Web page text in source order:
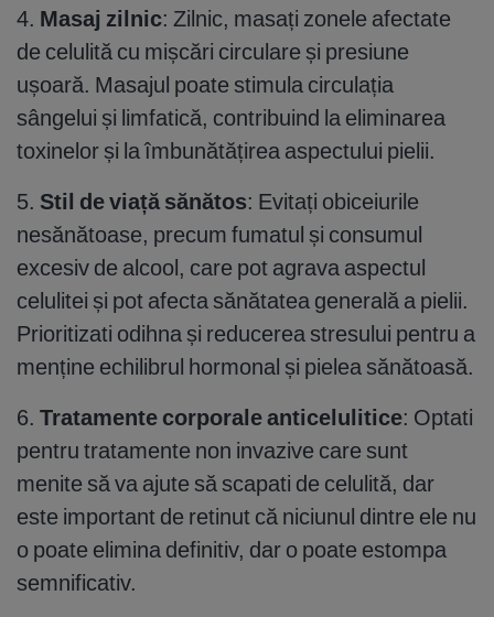
4. Masaj zilnic: Zilnic, masați zonele afectate
de celulită cu mișcări circulare și presiune
ușoară. Masajul poate stimula circulația
sângelui și limfatică, contribuind la eliminarea
toxinelor și la îmbunătățirea aspectului pielii.
5. Stil de viață sănătos: Evitați obiceiurile
nesănătoase, precum fumatul și consumul
excesiv de alcool, care pot agrava aspectul
celulitei și pot afecta sănătatea generală a pielii.
Prioritizati odihna și reducerea stresului pentru a
menține echilibrul hormonal și pielea sănătoasă.
6. Tratamente corporale anticelulitice: Optati
pentru tratamente non invazive care sunt
menite să va ajute să scapati de celulită, dar
este important de retinut că niciunul dintre ele nu
o poate elimina definitiv, dar o poate estompa
semnificativ.